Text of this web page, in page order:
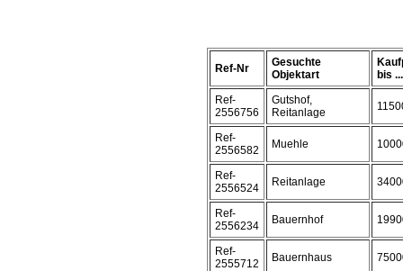
Ref-Nr
Gesuchte
Objektart
bis ...
Ref-
2556756
Gutshof,
Reitanlage
Ref-
2556582
Muehle
Ref-
2556524
Reitanlage
Ref-
2556234
Bauernhof
Ref-
2555712
Bauernhaus